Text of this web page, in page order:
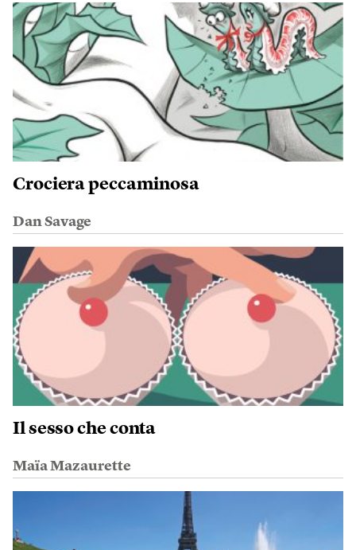
Crociera peccaminosa
Dan Savage
Il sesso che conta
Maïa Mazaurette